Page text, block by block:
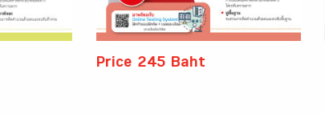
Price 245 Baht